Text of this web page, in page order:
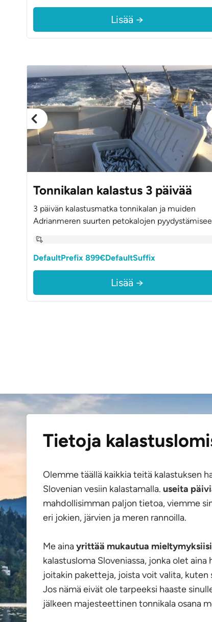
Lisää →
Tonnikalan kalastus 3 päivää
3 päivän kalastusmatka tonnikalan ja muiden
Adrianmeren suurten petokalojen
DefaultPrefix 899€DefaultSuffix
Lisää →
Tietoja
Olemme täällä kaikkia teitä kalastuksen
Slovenian vesiin kalastamalla. useita
mahdollisimman paljon tietoa, viemme
eri jokien, järvien ja meren rannoilla.
Me ainayrittää mukautua mieltymyksiisi
kalastusloma Sloveniassa, jonka olet
joitakin paketteja, joista voit valita, kuten
Jos nämä eivät ole tarpeeksi haaste
jälkeen majesteettinen tonnikala osana